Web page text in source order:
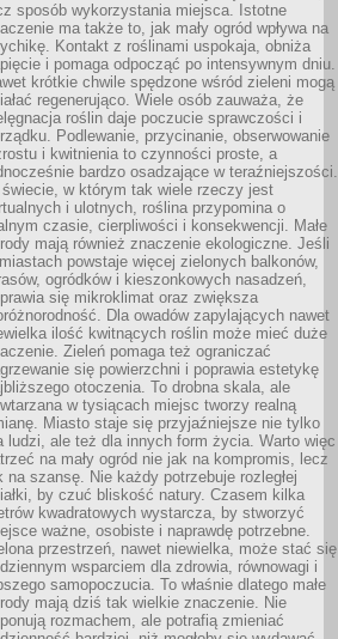
sposób wykorzystania miejsca. Istotne
ma także to, jak mały ogród wpływa na
Kontakt z roślinami uspokaja, obniża
i pomaga odpocząć po intensywnym dniu.
krótkie chwile spędzone wśród zieleni mogą
regenerująco. Wiele osób zauważa, że
roślin daje poczucie sprawczości i
Podlewanie, przycinanie, obserwowanie
i kwitnienia to czynności proste, a
bardzo osadzające w teraźniejszości.
w którym tak wiele rzeczy jest
i ulotnych, roślina przypomina o
czasie, cierpliwości i konsekwencji. Małe
mają również znaczenie ekologiczne. Jeśli
powstaje więcej zielonych balkonów,
ogródków i kieszonkowych nasadzeń,
się mikroklimat oraz zwiększa
Dla owadów zapylających nawet
ilość kwitnących roślin może mieć duże
Zieleń pomaga też ograniczać
się powierzchni i poprawia estetykę
otoczenia. To drobna skala, ale
w tysiącach miejsc tworzy realną
Miasto staje się przyjaźniejsze nie tylko
ludzi, ale też dla innych form życia. Warto więc
na mały ogród nie jak na kompromis, lecz
na szansę. Nie każdy potrzebuje rozległej
by czuć bliskość natury. Czasem kilka
kwadratowych wystarcza, by stworzyć
ważne, osobiste i naprawdę potrzebne.
przestrzeń, nawet niewielka, może stać się
wsparciem dla zdrowia, równowagi i
samopoczucia. To właśnie dlatego małe
mają dziś tak wielkie znaczenie. Nie
rozmachem, ale potrafią zmieniać